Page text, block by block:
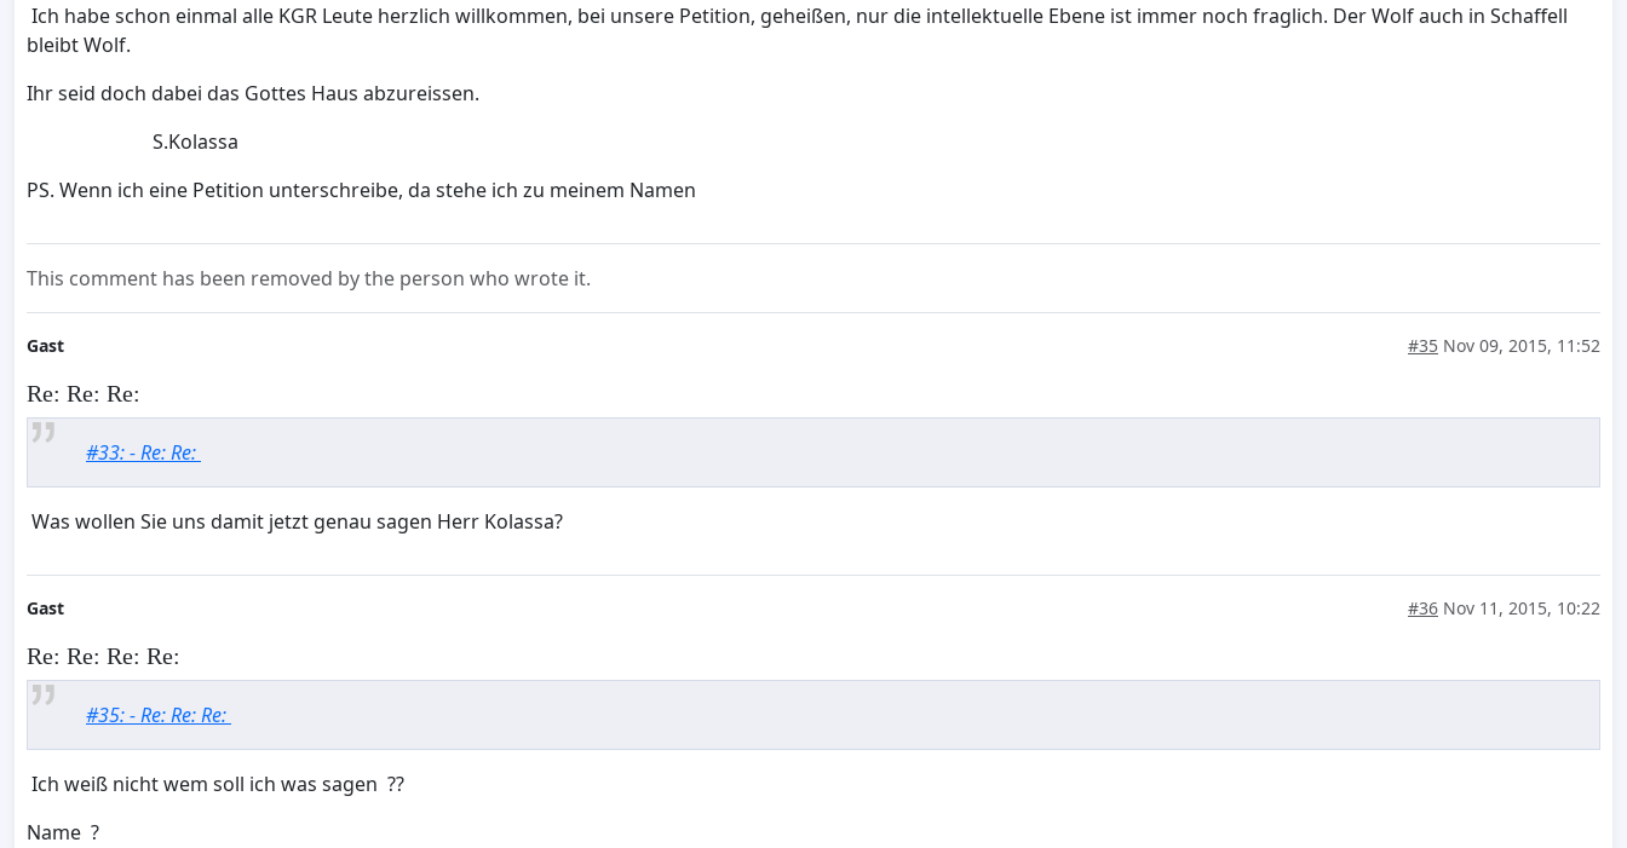
Ich habe schon einmal alle KGR Leute herzlich willkommen, bei unsere Petition, geheißen, nur die intellektuelle Ebene ist immer noch fraglich. Der Wolf auch in Schaffell
bleibt Wolf.
Ihr seid doch dabei das Gottes Haus abzureissen.
S.Kolassa
PS. Wenn ich eine Petition unterschreibe, da stehe ich zu meinem Namen
This comment has been removed by the person who wrote it.
Gast #35 Nov 09, 2015, 11:52
Re: Re: Re:
#33: - Re: Re:
Was wollen Sie uns damit jetzt genau sagen Herr Kolassa?
Gast #36 Nov 11, 2015, 10:22
Re: Re: Re: Re:
#35: - Re: Re: Re:
Ich weiß nicht wem soll ich was sagen ??
Name ?